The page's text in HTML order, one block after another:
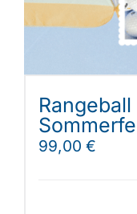
99,00 €